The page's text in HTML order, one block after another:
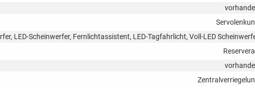
LED-Scheinwerfer, Fernlichtassistent, LED-Tagfahrlicht, Voll-LED